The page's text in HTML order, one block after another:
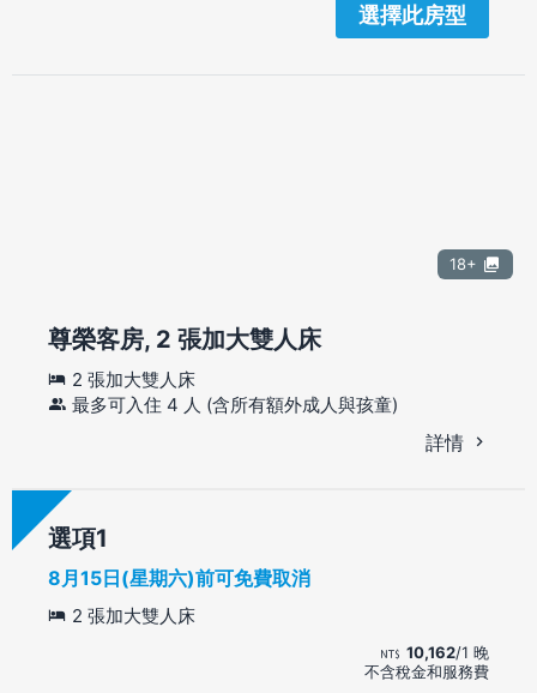
選擇此房型
18+
尊榮客房, 2 張加大雙人床
2 張加大雙人床
最多可入住 4 人 (含所有額外成人與孩童)
詳情
選項
8月15日(星期六)前可免費取消
2 張加大雙人床
10,162/1 晚
不含稅金和服務費